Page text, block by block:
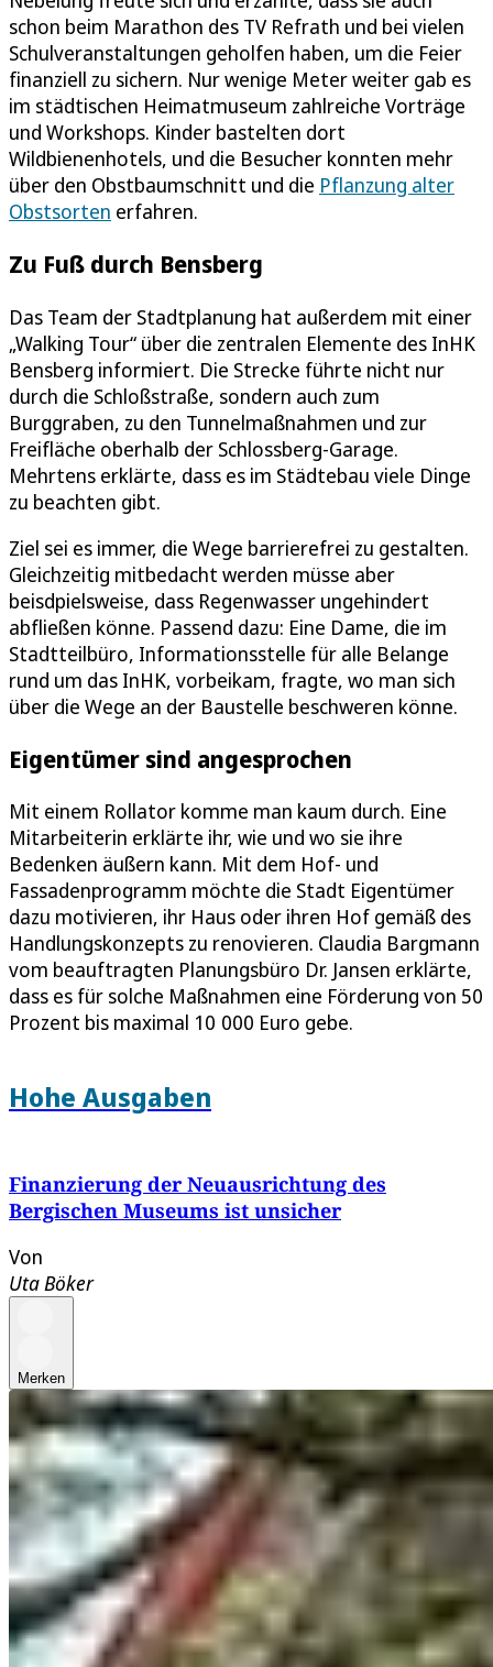
schon beim Marathon des TV Refrath und bei vielen
Schulveranstaltungen geholfen haben, um die Feier
finanziell zu sichern. Nur wenige Meter weiter gab es
im städtischen Heimatmuseum zahlreiche Vorträge
und Workshops. Kinder bastelten dort
Wildbienenhotels, und die Besucher konnten mehr
über den Obstbaumschnitt und die Pflanzung alter
Obstsorten erfahren.
Zu Fuß durch Bensberg
Das Team der Stadtplanung hat außerdem mit einer
„Walking Tour“ über die zentralen Elemente des InHK
Bensberg informiert. Die Strecke führte nicht nur
durch die Schloßstraße, sondern auch zum
Burggraben, zu den Tunnelmaßnahmen und zur
Freifläche oberhalb der Schlossberg-Garage.
Mehrtens erklärte, dass es im Städtebau viele Dinge
zu beachten gibt.
Ziel sei es immer, die Wege barrierefrei zu gestalten.
Gleichzeitig mitbedacht werden müsse aber
beisdpielsweise, dass Regenwasser ungehindert
abfließen könne. Passend dazu: Eine Dame, die im
Stadtteilbüro, Informationsstelle für alle Belange
rund um das InHK, vorbeikam, fragte, wo man sich
über die Wege an der Baustelle beschweren könne.
Eigentümer sind angesprochen
Mit einem Rollator komme man kaum durch. Eine
Mitarbeiterin erklärte ihr, wie und wo sie ihre
Bedenken äußern kann. Mit dem Hof- und
Fassadenprogramm möchte die Stadt Eigentümer
dazu motivieren, ihr Haus oder ihren Hof gemäß des
Handlungskonzepts zu renovieren. Claudia Bargmann
vom beauftragten Planungsbüro Dr. Jansen erklärte,
dass es für solche Maßnahmen eine Förderung von 50
Prozent bis maximal 10 000 Euro gebe.
Hohe Ausgaben
Finanzierung der Neuausrichtung des
Bergischen Museums ist unsicher
Von
Uta Böker
Merken